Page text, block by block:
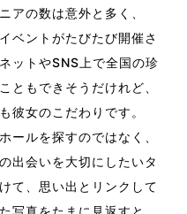
アの数は意外と多く、
ベントがたびたび開催さ
ットやSNS 上で全国の珍
ともできそうだけれど、
彼女のこだわりです。
ールを探すのではなく、
出会いを大切にしたいタ
て、思い出とリンクして
写真をたまに見返すと、